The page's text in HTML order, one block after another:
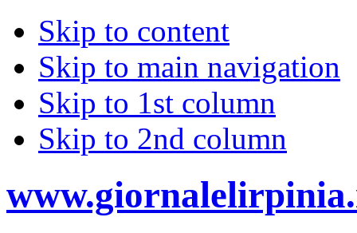
Skip to content
Skip to main navigation
Skip to 1st column
Skip to 2nd column